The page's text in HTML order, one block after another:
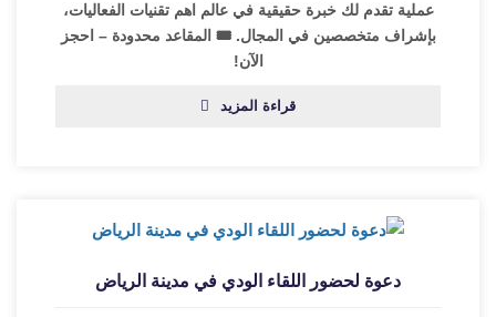
عملية تقدم لك خبرة حقيقية في عالم اهم تقنيات الفعاليات،
بإشراف متخصصين في المجال. 🎟️ المقاعد محدودة – احجز
الآن!
قراءة المزيد
دعوة لحضور اللقاء الودي في مدينة الرياض